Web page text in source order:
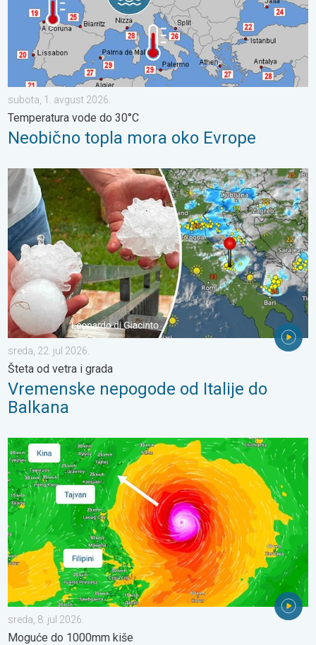
subota, 1. avgust 2026.
Temperatura vode do 30°C
Neobično topla mora oko Evrope
Vremenske nepogode od Italije do Balkana. Šteta od vetra i
sreda, 22. jul 2026.
Šteta od vetra i grada
Vremenske nepogode od Italije do
Balkana
Supertajfun Bavi preti Tajvanu. Moguće do 1000mm kiše. . .
sreda, 8. jul 2026.
Moguće do 1000mm kiše